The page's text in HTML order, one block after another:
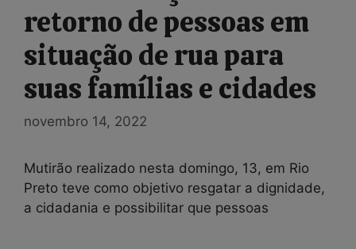
retorno de pessoas em
situação de rua para
suas famílias e cidades
novembro 14, 2022
Mutirão realizado nesta domingo, 13, em Rio
Preto teve como objetivo resgatar a dignidade,
a cidadania e possibilitar que pessoas